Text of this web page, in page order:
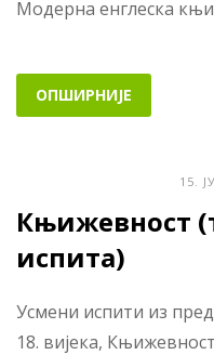
Модерна енглеска
ОПШИРНИЈЕ
15.
Књижевност
испита)
Усмени испити из
18. вијека,